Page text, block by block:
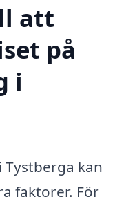
att
på
i
Tystberga kan
faktorer. För